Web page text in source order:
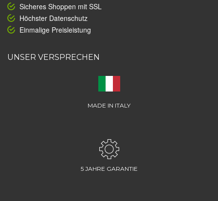
Sicheres Shoppen mit SSL
Höchster Datenschutz
Einmalige Preisleistung
UNSER VERSPRECHEN
MADE IN ITALY
5 JAHRE GARANTIE